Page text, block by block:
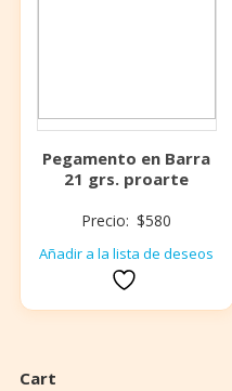
Pegamento en Barra
21 grs. proarte
Precio: $580
Añadir a la lista de deseos
Cart